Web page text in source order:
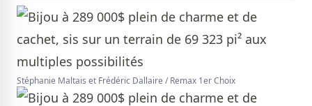
Stéphanie Maltais et Frédéric Dallaire / Remax 1er Choix